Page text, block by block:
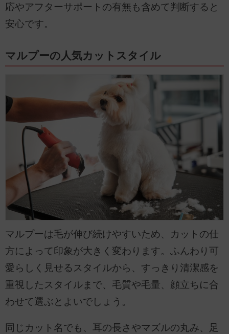
応やアフターサポートの有無も含めて判断すると
安心です。
マルプーの人気カットスタイル
マルプーは毛が伸び続けやすいため、カットの仕
方によって印象が大きく変わります。ふんわり可
愛らしく見せるスタイルから、すっきり清潔感を
重視したスタイルまで、毛質や毛量、顔立ちに合
わせて選ぶとよいでしょう。
同じカット名でも、耳の長さやマズルの丸み、足